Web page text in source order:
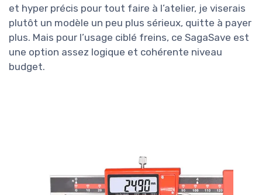
et hyper précis pour tout faire à l’atelier, je viserais
plutôt un modèle un peu plus sérieux, quitte à payer
plus. Mais pour l’usage ciblé freins, ce SagaSave est
une option assez logique et cohérente niveau
budget.